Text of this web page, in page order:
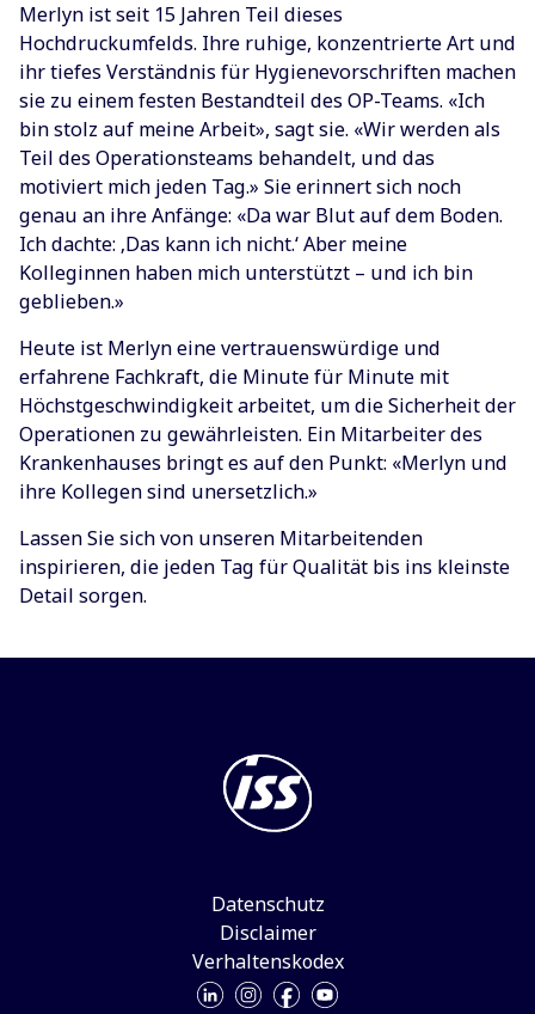
Merlyn ist seit 15 Jahren Teil dieses
Hochdruckumfelds. Ihre ruhige, konzentrierte Art und
ihr tiefes Verständnis für Hygienevorschriften machen
sie zu einem festen Bestandteil des OP-Teams. «Ich
bin stolz auf meine Arbeit», sagt sie. «Wir werden als
Teil des Operationsteams behandelt, und das
motiviert mich jeden Tag.» Sie erinnert sich noch
genau an ihre Anfänge: «Da war Blut auf dem Boden.
Ich dachte: ‚Das kann ich nicht.‘ Aber meine
Kolleginnen haben mich unterstützt – und ich bin
geblieben.»
Heute ist Merlyn eine vertrauenswürdige und
erfahrene Fachkraft, die Minute für Minute mit
Höchstgeschwindigkeit arbeitet, um die Sicherheit der
Operationen zu gewährleisten. Ein Mitarbeiter des
Krankenhauses bringt es auf den Punkt: «Merlyn und
ihre Kollegen sind unersetzlich.»
Lassen Sie sich von unseren Mitarbeitenden
inspirieren, die jeden Tag für Qualität bis ins kleinste
Detail sorgen.
Datenschutz
Disclaimer
Verhaltenskodex